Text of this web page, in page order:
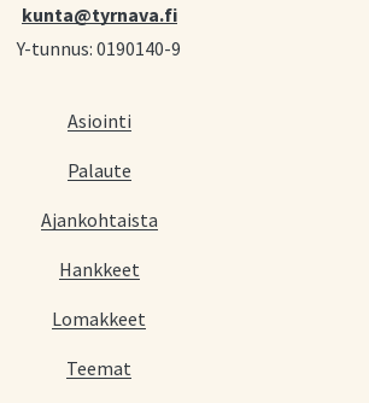
kunta@tyrnava.fi
Y-tunnus: 0190140-9
Asiointi
Palaute
Ajankohtaista
Hankkeet
Lomakkeet
Teemat